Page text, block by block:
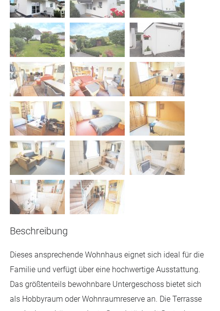
Beschreibung
Dieses ansprechende Wohnhaus eignet sich ideal für die
Familie und verfügt über eine hochwertige Ausstattung.
Das größtenteils bewohnbare Untergeschoss bietet sich
als Hobbyraum oder Wohnraumreserve an. Die Terrasse